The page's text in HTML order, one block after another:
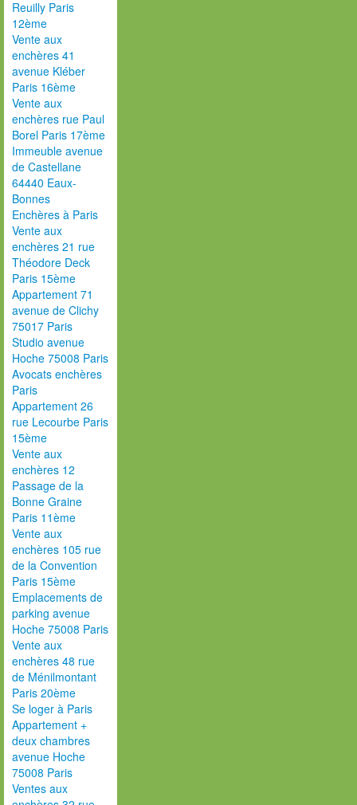
Reuilly Paris
12ème
Vente aux
enchères 41
avenue Kléber
Paris 16ème
Vente aux
enchères rue Paul
Borel Paris 17ème
Immeuble avenue
de Castellane
64440 Eaux-
Bonnes
Enchères à Paris
Vente aux
enchères 21 rue
Théodore Deck
Paris 15ème
Appartement 71
avenue de Clichy
75017 Paris
Studio avenue
Hoche 75008 Paris
Avocats enchères
Paris
Appartement 26
rue Lecourbe Paris
15ème
Vente aux
enchères 12
Passage de la
Bonne Graine
Paris 11ème
Vente aux
enchères 105 rue
de la Convention
Paris 15ème
Emplacements de
parking avenue
Hoche 75008 Paris
Vente aux
enchères 48 rue
de Ménilmontant
Paris 20ème
Se loger à Paris
Appartement +
deux chambres
avenue Hoche
75008 Paris
Ventes aux